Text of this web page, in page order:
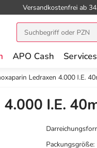
Versandkostenfrei ab
APO Cash Services
Ledraxen 4.000 I.E.
I.E.
Packungsgröße: